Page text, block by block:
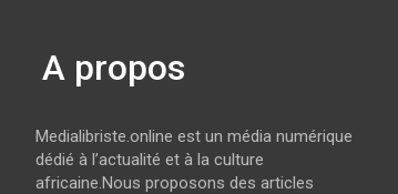
A propos
Medialibriste.online est un média numérique
dédié à l’actualité et à la culture
africaine.Nous proposons des articles